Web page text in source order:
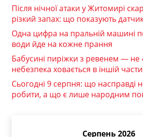
Після нічної атаки у Житомирі
різкий запах: що показують
Одна цифра на пральній машині
води йде на кожне прання
Бабусині пиріжки з ревенем — не
небезпека ховається в іншій
Сьогодні 9 серпня: що насправді
робити, а що є лише народним
Серпень 2026